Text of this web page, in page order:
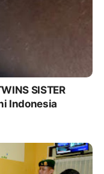
SISTER
Indonesia